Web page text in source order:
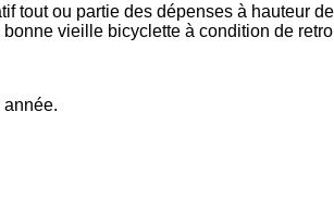
tout ou partie des dépenses à hauteur
vieille bicyclette à condition de